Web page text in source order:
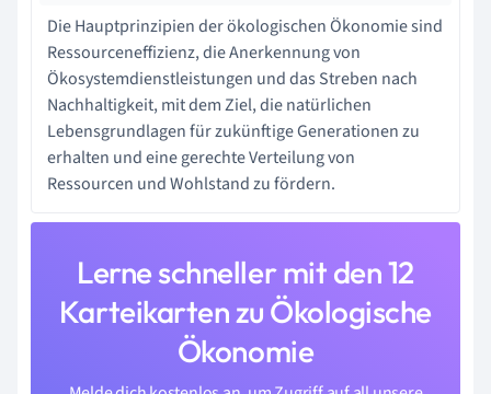
Die Hauptprinzipien der ökologischen Ökonomie sind
Ressourceneffizienz, die Anerkennung von
Ökosystemdienstleistungen und das Streben nach
Nachhaltigkeit, mit dem Ziel, die natürlichen
Lebensgrundlagen für zukünftige Generationen zu
erhalten und eine gerechte Verteilung von
Ressourcen und Wohlstand zu fördern.
Lerne schneller mit den 12
Karteikarten zu Ökologische
Ökonomie